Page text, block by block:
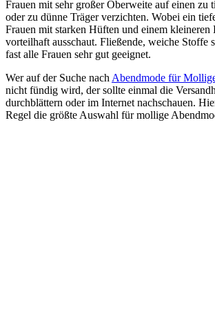
Frauen mit sehr großer Oberweite auf einen zu
oder zu dünne Träger verzichten. Wobei ein
Frauen mit starken Hüften und einem kleineren
vorteilhaft ausschaut. Fließende, weiche Stoffe
fast alle Frauen sehr gut geeignet.
Wer auf der Suche nach Abendmode für
nicht fündig wird, der sollte einmal die
durchblättern oder im Internet nachschauen.
Regel die größte Auswahl für mollige